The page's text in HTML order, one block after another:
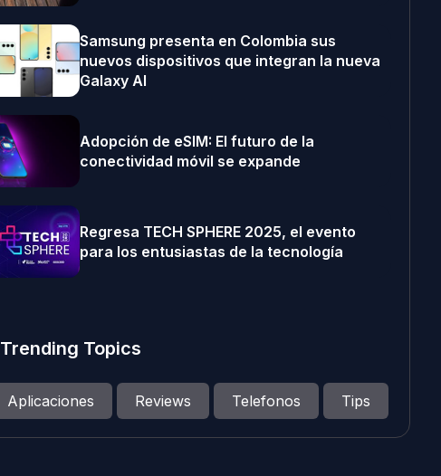
Samsung presenta en Colombia sus
nuevos dispositivos que integran la nueva
Galaxy AI
Adopción de eSIM: El futuro de la
conectividad móvil se expande
Regresa TECH SPHERE 2025, el evento
para los entusiastas de la tecnología
Trending Topics
Aplicaciones Reviews Telefonos Tips